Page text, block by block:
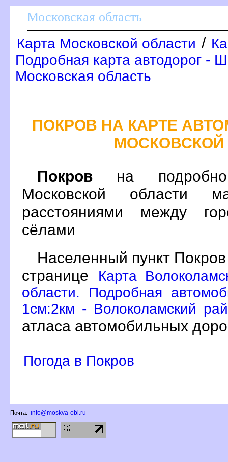
Московская область
Карта Московской области /
Подробная карта автодорог -
Московская область
ПОКРОВ НА КАРТЕ
МОСКОВСКОЙ
Покро на
Московской области
расстояниями между
сёлами
Населенный пункт
странице
Карта
области. Подробная
1см:2км - Волоколамский
атласа автомобильных
Погода в Покро
Почта: info@moskva-obl.ru